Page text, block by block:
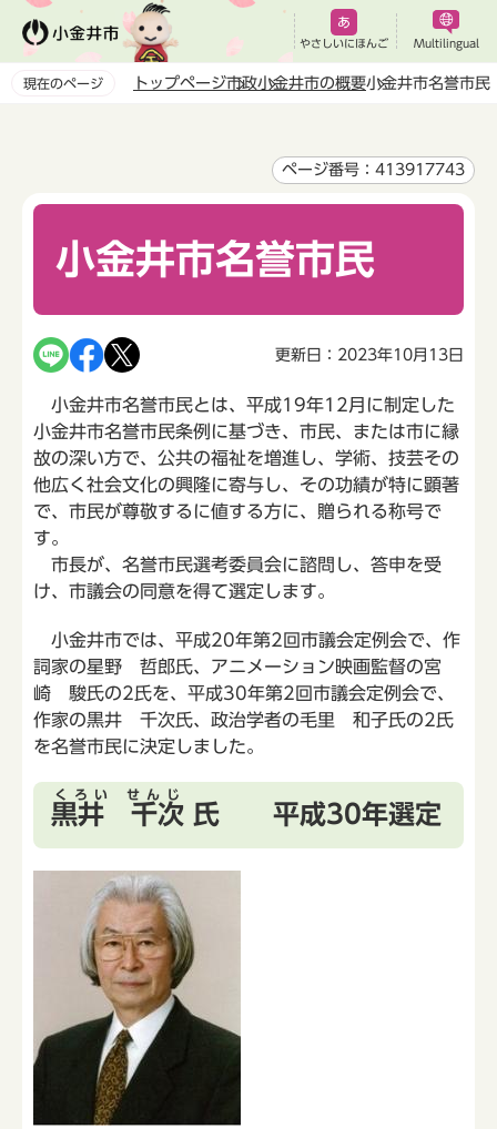
ペ
やさしいにほんご Multilingual
現在のページ トップページ市政小金井市の概要小金井市名誉市民
ページ番号：413917743
小金井市名誉市民
更新日：2023年10月13日
小金井市名誉市民とは、平成19年12月に制定した
小金井市名誉市民条例に基づき、市民、または市に縁
故の深い方で、公共の福祉を増進し、学術、技芸その
他広く社会文化の興隆に寄与し、その功績が特に顕著
で、市民が尊敬するに値する方に、贈られる称号で
す。
市長が、名誉市民選考委員会に諮問し、答申を受
け、市議会の同意を得て選定します。
小金井市では、平成20年第2回市議会定例会で、作
詞家の星野 哲郎氏、アニメーション映画監督の宮
崎 駿氏の2氏を、平成30年第2回市議会定例会で、
作家の黒井 千次氏、政治学者の毛里 和子氏の2氏
を名誉市民に決定しました。
黒井 千次
くろい せんじ
氏 平成30年選定